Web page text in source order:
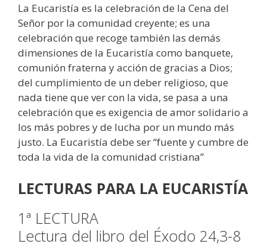
La Eucaristía es la celebración de la Cena del
Señor por la comunidad creyente; es una
celebración que recoge también las demás
dimensiones de la Eucaristía como banquete,
comunión fraterna y acción de gracias a Dios;
del cumplimiento de un deber religioso, que
nada tiene que ver con la vida, se pasa a una
celebración que es exigencia de amor solidario a
los más pobres y de lucha por un mundo más
justo. La Eucaristía debe ser “fuente y cumbre de
toda la vida de la comunidad cristiana”
LECTURAS PARA LA EUCARISTÍA
1ª LECTURA
Lectura del libro del Éxodo 24,3-8